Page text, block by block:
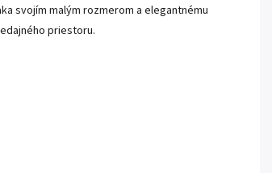
svojím malým rozmerom a elegantnému
priestoru.